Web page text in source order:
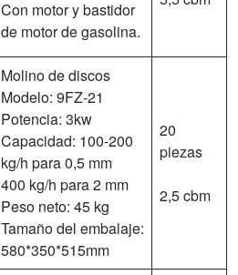
Con motor y bastidor
de motor de gasolina.
Molino de discos
Modelo: 9FZ-21
Potencia: 3kw
Capacidad: 100-200
kg/h para 0,5 mm
400 kg/h para 2 mm
Peso neto: 45 kg
Tamaño del embalaje:
580*350*515mm
20
piezas
2,5 cbm